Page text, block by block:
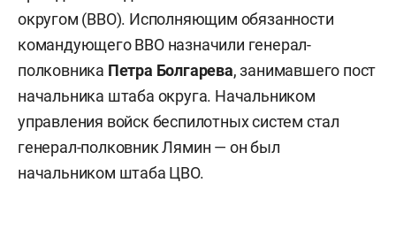
округом (ВВО). Исполняющим обязанности
командующего ВВО назначили генерал-
полковника Петра Болгарева, занимавшего пост
начальника штаба округа. Начальником
управления войск беспилотных систем стал
генерал-полковник Лямин — он был
начальником штаба ЦВО.